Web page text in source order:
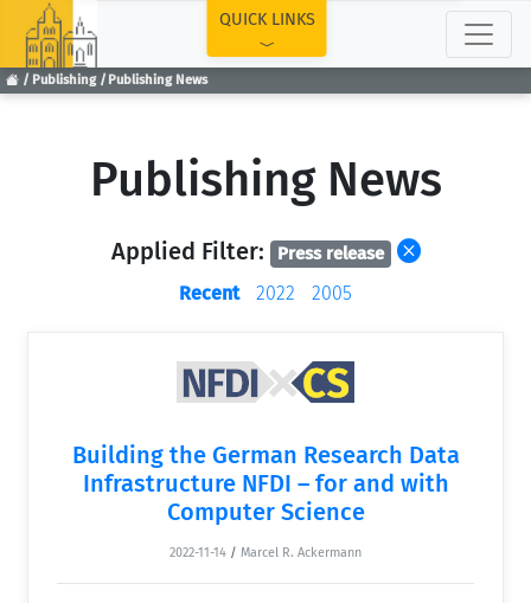
Publishing Publishing News
QUICK LINKS
Publishing News
Applied Filter: Press release
Recent 2022 2005
Building the German Research Data
Infrastructure NFDI – for and with
Computer Science
2022-11-14 / Marcel R. Ackermann